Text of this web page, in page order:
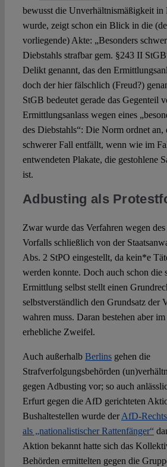
bewusst die Unverhältnismäßigkeit in
wurde, zeigt schon ein Blick in die
vorliegende) Akte: „Besonders
Diebstahls strafbar gem. §243 II
Delikt genannt, das den
doch der hier fälschlich (Freud?)
StGB bedeutet gerade das Gegenteil
Ermittlungsanlass wegen eines
des Diebstahls“: Die Norm ordnet an,
schwerer Fall entfällt, wenn wie im
entwendeten Plakate, die gestohlene
ist.
Adbusting als
Zwar wurde das Verfahren wegen
Vorfalls schließlich von der
Abs. 2 StPO eingestellt, da kein*e
werden konnte. Doch auch schon die
Ermittlung selbst stellt einen
selbstverständlich den Grundsatz der
wahren muss. Daran bestehen aber
erhebliche Zweifel.
Auch außerhalb Berlinsgehen die
Strafverfolgungsbehörden
gegen Adbusting vor; so auch
Erfurt gegen die AfD gerichteten
Bushaltestellen wurde derAfD-
als „nationalistischer Rattenfänger“
Aktion bekannt hatte sich das
Behörden ermittelten gegen die